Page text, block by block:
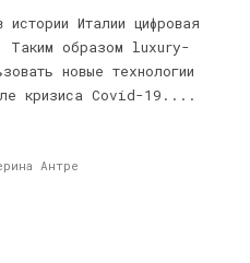
Италии цифровая
Таким образом luxury-
новые технологии
кризиса Covid-19....
Антре